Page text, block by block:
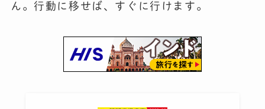
ん。行動に移せば、すぐに行けます。